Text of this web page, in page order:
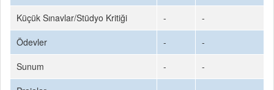
Küçük Sınavlar/Stüdyo Kritiği
-
-
Ödevler
-
-
Sunum
-
-